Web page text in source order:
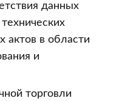
данных
актов в области
и
торговли